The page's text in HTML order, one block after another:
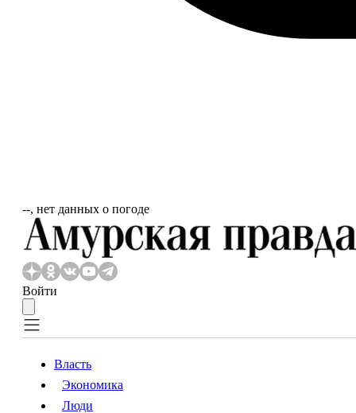
‐‐, нет данных о погоде
Войти
Власть
Власть
Экономика
Люди